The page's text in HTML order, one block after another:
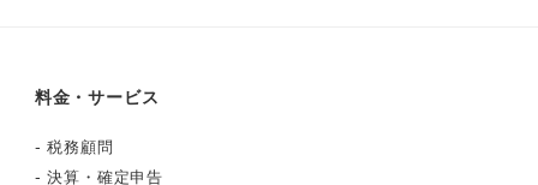
料金・サービス
-税務顧問
-決算・確定申告